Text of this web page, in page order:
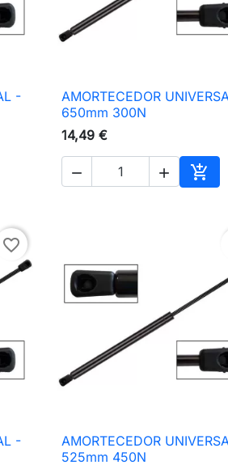
-
ao carrinho
 Vista rápida
AMORTECEDOR
650mm 300N
14,49 €
  
favorite_border
-
 Vista rápida
AMORTECEDOR
525mm 450N